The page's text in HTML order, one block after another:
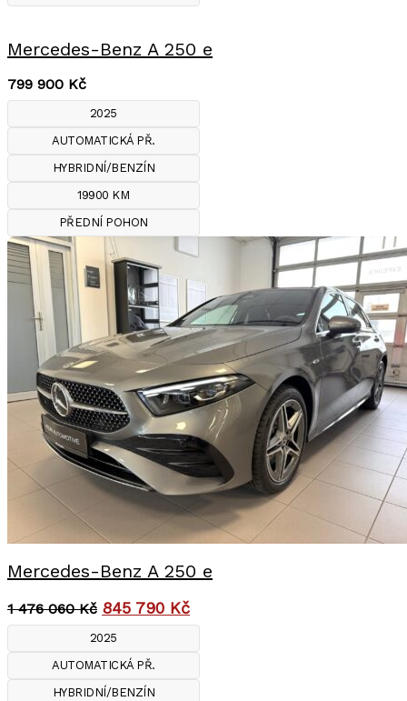
Mercedes-Benz A 250 e
799 900 Kč
2025
AUTOMATICKÁ PŘ.
HYBRIDNÍ/BENZÍN
19900 KM
PŘEDNÍ POHON
Mercedes-Benz A 250 e
1 476 060Kč 845 790 Kč
2025
AUTOMATICKÁ PŘ.
HYBRIDNÍ/BENZÍN